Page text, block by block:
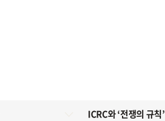
ICRC와 ‘전쟁의 규칙’